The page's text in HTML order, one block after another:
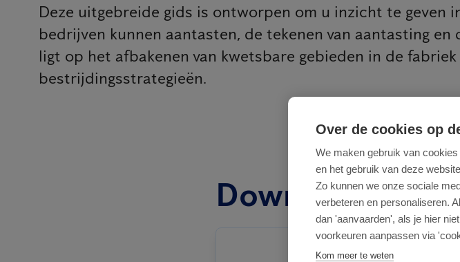
Deze uitgebreide gids is ontworpen om u inzicht te geven
bedrijven kunnen aantasten, de tekenen van aantasting
ligt op het afbakenen van kwetsbare gebieden in de
bestrijdingsstrategieën.
Download ons
Over de cookies op
We maken gebruik van
en het gebruik van deze
Zo kunnen we onze sociale
verbeteren en personaliseren.
dan 'aanvaarden', als je hier
voorkeuren aanpassen via
Kom meer te weten